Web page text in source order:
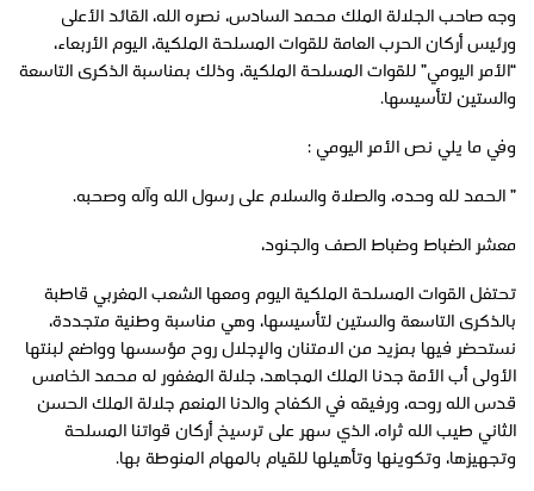
وجه صاحب الجلالة الملك محمد السادس، نصره الله، القائد الأعلى
ورئيس أركان الحرب العامة للقوات المسلحة الملكية، اليوم الأربعاء،
“الأمر اليومي” للقوات المسلحة الملكية، وذلك بمناسبة الذكرى التاسعة
والستين لتأسيسها.
وفي ما يلي نص الأمر اليومي :
” الحمد لله وحده، والصلاة والسلام على رسول الله وآله وصحبه.
معشر الضباط وضباط الصف والجنود،
تحتفل القوات المسلحة الملكية اليوم ومعها الشعب المغربي قاطبة
بالذكرى التاسعة والستين لتأسيسها، وهي مناسبة وطنية متجددة،
نستحضر فيها بمزيد من الامتنان والإجلال روح مؤسسها وواضع لبنتها
الأولى أب الأمة جدنا الملك المجاهد، جلالة المغفور له محمد الخامس
قدس الله روحه، ورفيقه في الكفاح والدنا المنعم جلالة الملك الحسن
الثاني طيب الله ثراه، الذي سهر على ترسيخ أركان قواتنا المسلحة
وتجهيزها، وتكوينها وتأهيلها للقيام بالمهام المنوطة بها.